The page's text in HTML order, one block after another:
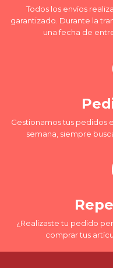
Todos los envíos
garantizado. Durante la
una fecha de
Gestionamos tus pedidos
semana, siempre
¿Realizaste tu pedido
comprar tus